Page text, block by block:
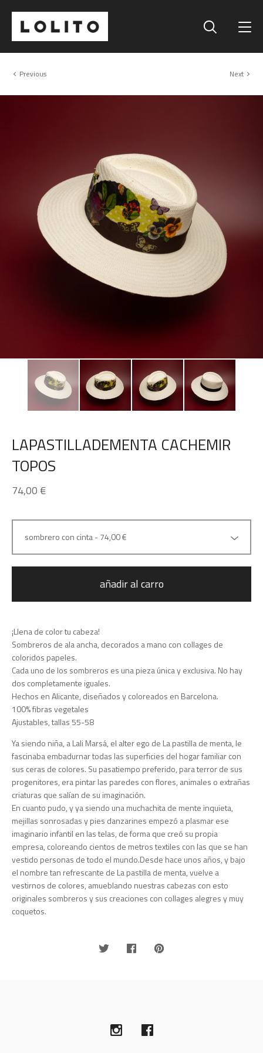
Previous Next
LAPASTILLADEMENTA CACHEMIR
TOPOS
74,00 €
añadir al carro
¡Llena de color tu cabeza!
Sombreros de ala ancha, decorados a mano con collages de
coloridos papeles.
Cada uno de los sombreros es una pieza única y exclusiva. No hay
dos completamente iguales.
Hechos en Alicante, diseñados y coloreados en Barcelona.
100% fibras vegetales
Ajustables, tallas 55-58
Ya siendo niña, a Lali Marsá, el alter ego de La pastilla de menta, le
fascinaba embadurnar todas las superficies del hogar familiar con
sus ceras de colores. Su pasatiempo preferido, para terror de sus
progenitores, era pintar las paredes con flores, animales o extrañas
criaturas que salían de su imaginación.
En cuanto pudo, y ya siendo una muchachita de mente inquieta,
mejillas sonrosadas y pies danzarines empezó a plasmar ese
imaginario infantil en las telas, de forma que creó su propia
empresa, coloreando cientos de metros textiles con las que se han
vestido personas de todo el mundo.Desde hace unos años, y bajo
el nombre tan refrescante de La pastilla de menta, vuelve a
vestirnos de colores, amueblando nuestras cabezas con esto
originales sombreros y sus creaciones con collages alegres y muy
coquetos.